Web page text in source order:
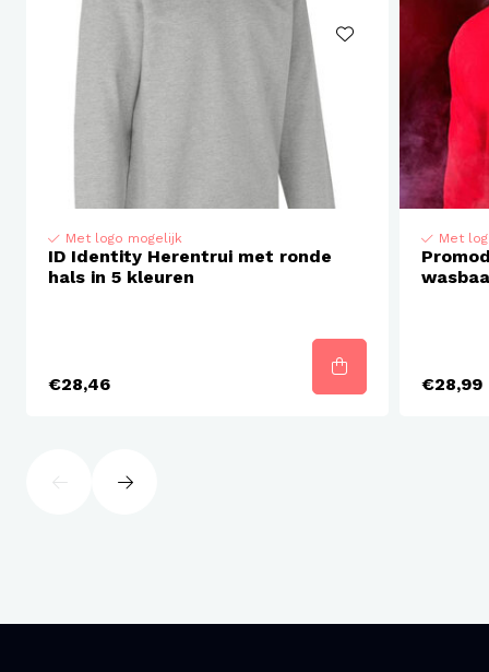
Met logo mogelijk
ID Identity Herentrui met ronde
hals in 5 kleuren
€28,46
Met
€28,99